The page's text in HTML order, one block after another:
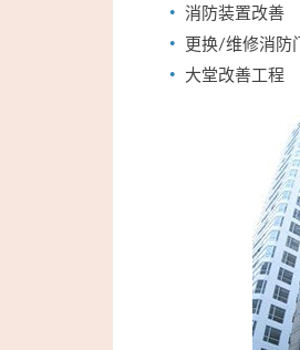
消防装置改善
更换/维修消防
大堂改善工程